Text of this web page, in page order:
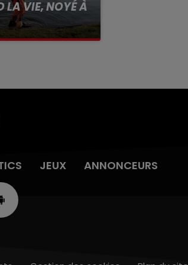
LA VIE, NOYÉ À
JEUX ANNONCEURS